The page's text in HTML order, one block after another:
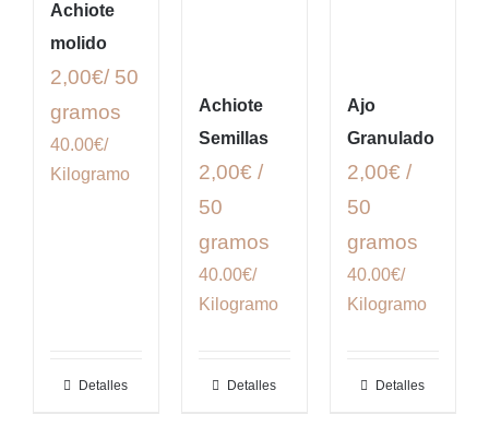
Achiote
molido
2,00€/ 50
gramos
40.00€/
Kilogramo
Detalles
Achiote
Semillas
2,00€ /
50
gramos
40.00€/
Kilogramo
Detalles
Ajo
Granulado
2,00€ /
50
gramos
40.00€/
Kilogramo
Detalles